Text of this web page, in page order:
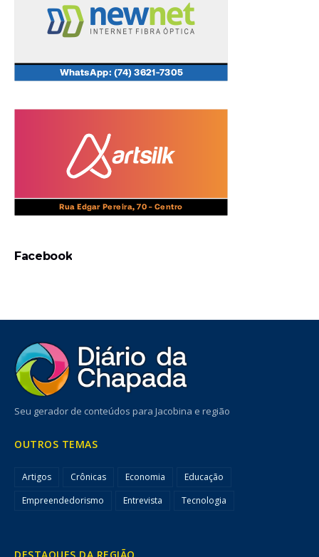
Facebook
Seu gerador de conteúdos para Jacobina e região
OUTROS TEMAS
Artigos Crônicas Economia
Educação
Empreendedorismo
Entrevista Tecnologia
DESTAQUES DA REGIÃO